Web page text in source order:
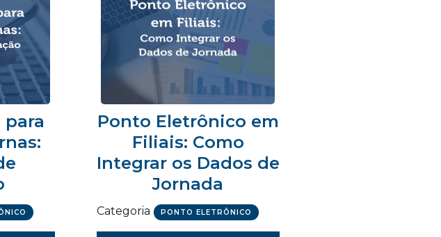
Ponto Eletrônico em
Filiais: Como
Integrar os Dados de
Jornada
Categoria PONTO ELETRÔNICO